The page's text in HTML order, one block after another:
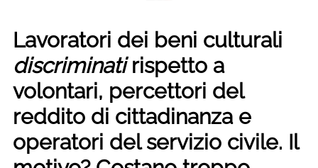
Lavoratori dei beni culturali
discriminatirispetto a
volontari, percettori del
reddito di cittadinanza e
operatori del servizio civile. Il